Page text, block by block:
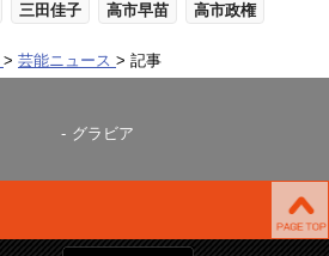
三田佳子 高市早苗 高市政権
芸能ニュース 記事
グラビア